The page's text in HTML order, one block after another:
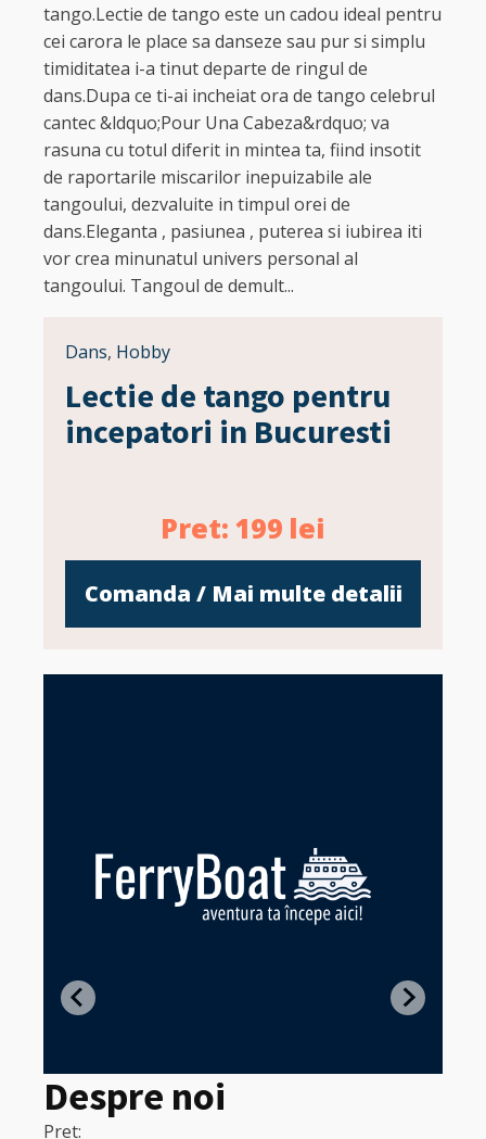
tango.Lectie de tango este un cadou ideal pentru
cei carora le place sa danseze sau pur si simplu
timiditatea i-a tinut departe de ringul de
dans.Dupa ce ti-ai incheiat ora de tango celebrul
cantec &ldquo;Pour Una Cabeza&rdquo; va
rasuna cu totul diferit in mintea ta, fiind insotit
de raportarile miscarilor inepuizabile ale
tangoului, dezvaluite in timpul orei de
dans.Eleganta , pasiunea , puterea si iubirea iti
vor crea minunatul univers personal al
tangoului. Tangoul de demult...
Dans, Hobby
Lectie de tango pentru
incepatori in Bucuresti
Pret: 199 lei
Comanda / Mai multe detalii
Despre noi
Pret: